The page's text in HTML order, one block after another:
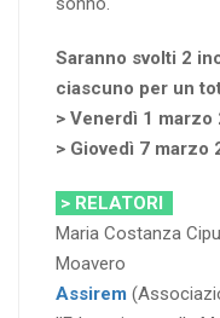
Saranno svolti 2
ciascuno per un
> Venerdì 1 marzo
> Giovedì 7 marzo
> RELATORI
Maria Costanza
Moavero
Assirem